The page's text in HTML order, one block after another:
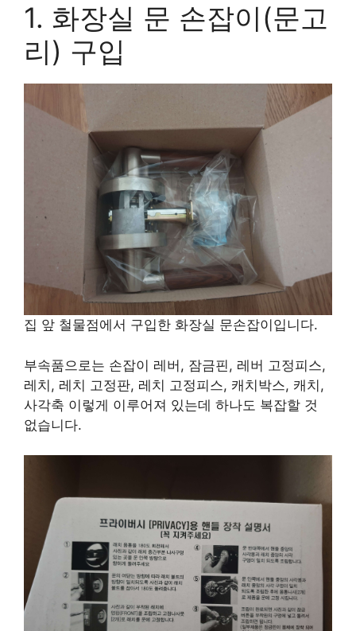
1. 화장실 문 손잡이(문고
리) 구입
집 앞 철물점에서 구입한 화장실 문손잡이입니다.
부속품으로는 손잡이 레버, 잠금핀, 레버 고정피스,
레치, 레치 고정판, 레치 고정피스, 캐치박스, 캐치,
사각축 이렇게 이루어져 있는데 하나도 복잡할 것
없습니다.